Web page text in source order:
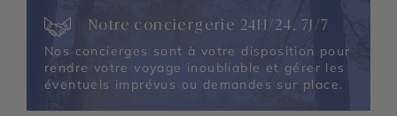
Canyonlands - Alcatraz - Route panoramique
Highway 1 - Parc National de Zion - Parc National
de Arches - Parc National de Capitol Reef
Notre conciergerie 24H/24, 7J/7
Nos concierges sont à votre disposition pour
rendre votre voyage inoubliable et gérer les
éventuels imprévus ou demandes sur place.